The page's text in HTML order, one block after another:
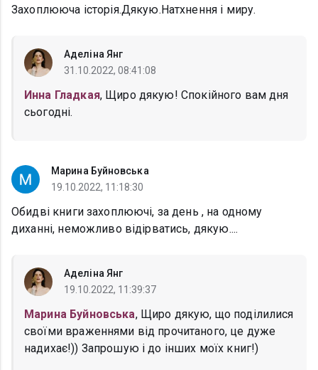
Захоплююча історія.Дякую.Натхнення і миру.
Аделіна Янг
31.10.2022, 08:41:08
Инна Гладкая, Щиро дякую! Спокійного вам дня
сьогодні.
Марина Буйновська
19.10.2022, 11:18:30
Обидві книги захоплюючі, за день , на одному
диханні, неможливо відірватись, дякую....
Аделіна Янг
19.10.2022, 11:39:37
Марина Буйновська, Щиро дякую, що поділилися
своїми враженнями від прочитаного, це дуже
надихає!)) Запрошую і до інших моїх книг!)